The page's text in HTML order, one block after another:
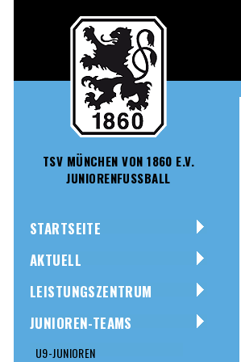
TSV MÜNCHEN VON 1860 E.V.
JUNIORENFUSSBALL
STARTSEITE
AKTUELL
LEISTUNGSZENTRUM
JUNIOREN-TEAMS
U9-JUNIOREN